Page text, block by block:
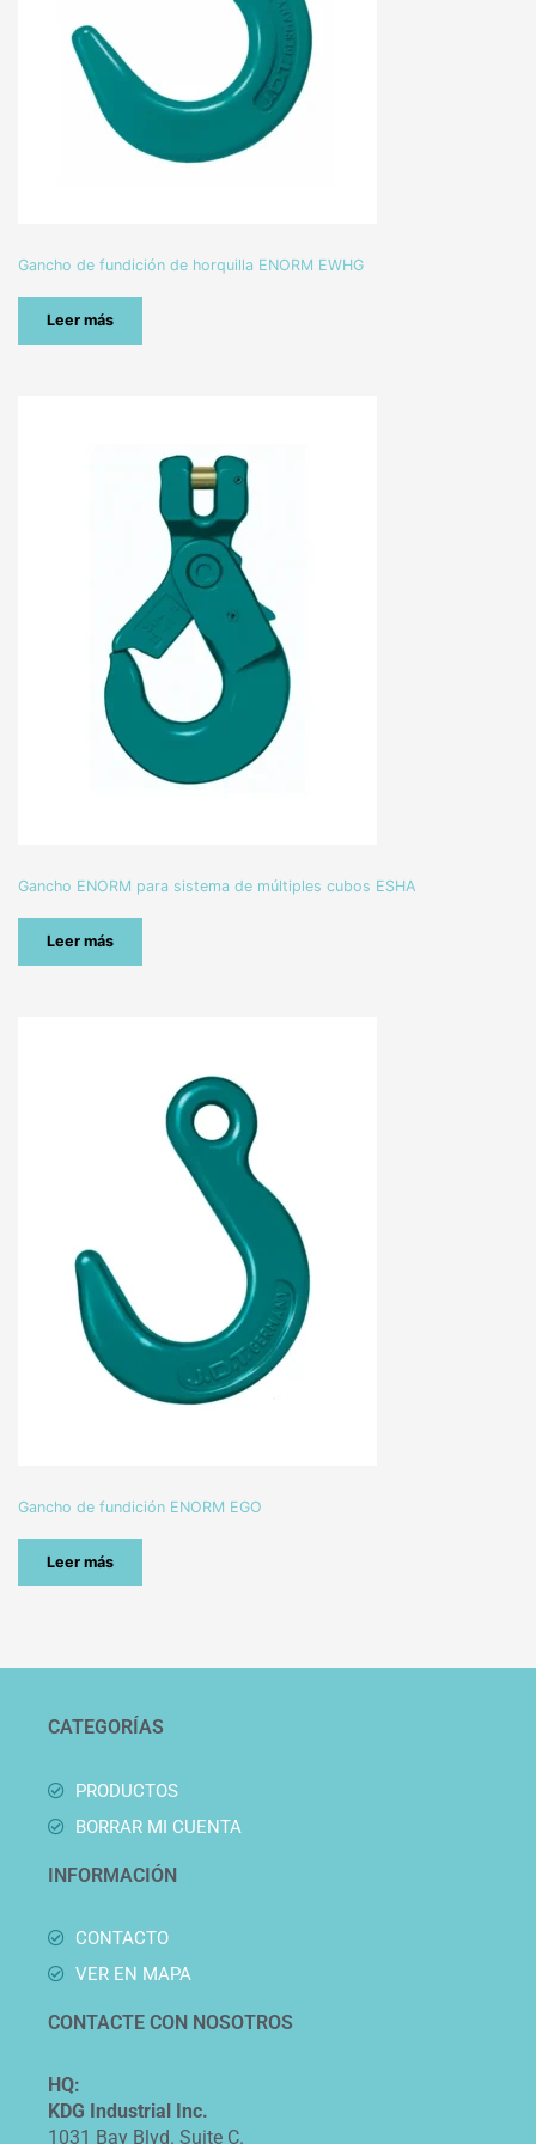
Gancho de fundición de horquilla ENORM EWHG
Leer más
Gancho ENORM para sistema de múltiples cubos ESHA
Leer más
Gancho de fundición ENORM EGO
Leer más
CATEGORÍAS
PRODUCTOS
BORRAR MI CUENTA
INFORMACIÓN
CONTACTO
VER EN MAPA
CONTACTE CON NOSOTROS
HQ:
KDG Industrial Inc.
1031 Bay Blvd. Suite C.